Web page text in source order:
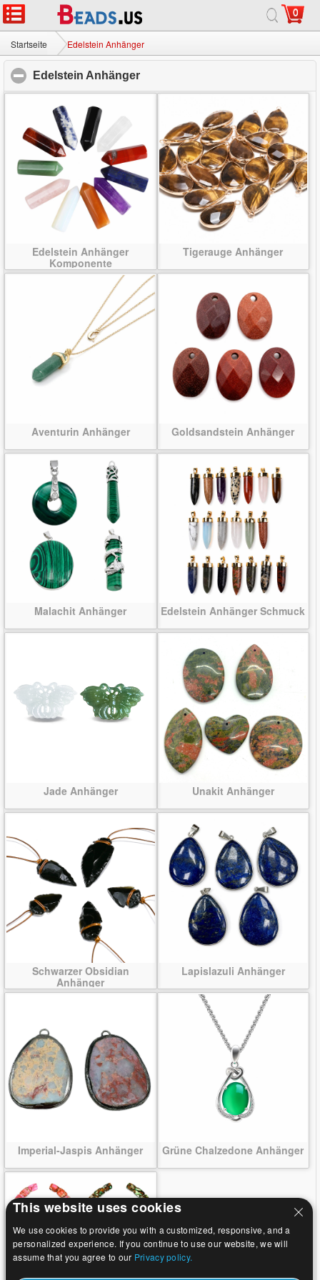
0
Startseite Edelstein Anhänger
Edelstein Anhänger
Edelstein Anhänger
Komponente
Tigerauge Anhänger
Aventurin Anhänger Goldsandstein Anhänger
Malachit Anhänger Edelstein Anhänger Schmuck
Jade Anhänger Unakit Anhänger
Schwarzer Obsidian
Anhänger
Lapislazuli Anhänger
Imperial-Jaspis Anhänger Grüne Chalzedone Anhänger
Startseite|Über|Kontaktiere uns
© 2026 Milchstraße Jewelry Ltd. Alle Rechte vorbehalten.
This website uses cookies
We use cookies to provide you with a customized, responsive, and a
personalized experience. If you continue to use our website, we will
assume that you agree to our Privacy policy.